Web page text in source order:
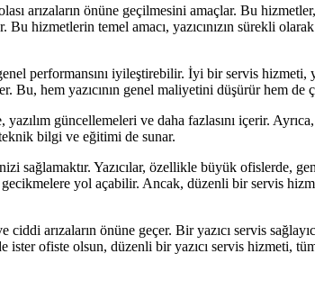
arızaların önüne geçilmesini amaçlar. Bu
hizmetlerin temel amacı, yazıcınızın sürekli
performansını iyileştirebilir. İyi bir servis hizmeti,
Bu, hem yazıcının genel maliyetini düşürür hem de
güncellemeleri ve daha fazlasını içerir.
bilgi ve eğitimi de sunar.
sağlamaktır. Yazıcılar, özellikle büyük ofislerde,
gecikmelere yol açabilir. Ancak, düzenli bir servis
ciddi arızaların önüne geçer. Bir yazıcı servis
ofiste olsun, düzenli bir yazıcı servis hizmeti, tüm